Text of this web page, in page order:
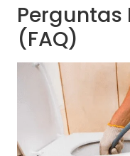
Perguntas
(FAQ)